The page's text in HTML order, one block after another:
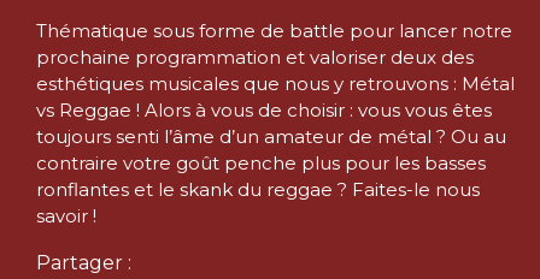
Thématique sous forme de battle pour lancer notre
prochaine programmation et valoriser deux des
esthétiques musicales que nous y retrouvons : Métal
vs Reggae ! Alors à vous de choisir : vous vous êtes
toujours senti l’âme d’un amateur de métal ? Ou au
contraire votre goût penche plus pour les basses
ronflantes et le skank du reggae ? Faites-le nous
savoir !
Partager :